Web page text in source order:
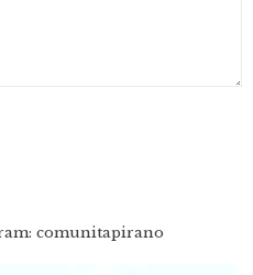
comunitapirano